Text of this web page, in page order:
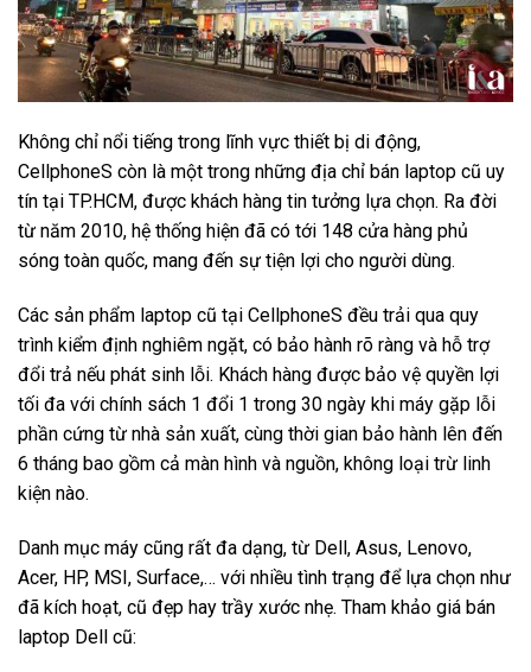
Không chỉ nổi tiếng trong lĩnh vực thiết bị di động,
CellphoneS còn là một trong những địa chỉ bán laptop cũ uy
tín tại TP.HCM, được khách hàng tin tưởng lựa chọn. Ra đời
từ năm 2010, hệ thống hiện đã có tới 148 cửa hàng phủ
sóng toàn quốc, mang đến sự tiện lợi cho người dùng.
Các sản phẩm laptop cũ tại CellphoneS đều trải qua quy
trình kiểm định nghiêm ngặt, có bảo hành rõ ràng và hỗ trợ
đổi trả nếu phát sinh lỗi. Khách hàng được bảo vệ quyền lợi
tối đa với chính sách 1 đổi 1 trong 30 ngày khi máy gặp lỗi
phần cứng từ nhà sản xuất, cùng thời gian bảo hành lên đến
6 tháng bao gồm cả màn hình và nguồn, không loại trừ linh
kiện nào.
Danh mục máy cũng rất đa dạng, từ Dell, Asus, Lenovo,
Acer, HP, MSI, Surface,… với nhiều tình trạng để lựa chọn như
đã kích hoạt, cũ đẹp hay trầy xước nhẹ. Tham khảo giá bán
laptop Dell cũ: